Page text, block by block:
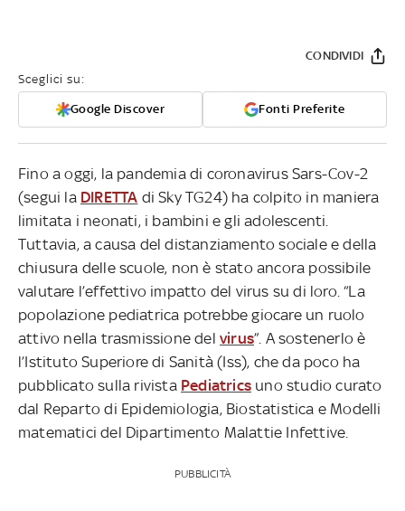
Sceglici su:
Google Discover Fonti Preferite
CONDIVIDI
Fino a oggi, la pandemia di coronavirus Sars-Cov-2
(segui la DIRETTA di Sky TG24) ha colpito in maniera
limitata i neonati, i bambini e gli adolescenti.
Tuttavia, a causa del distanziamento sociale e della
chiusura delle scuole, non è stato ancora possibile
valutare l’effettivo impatto del virus su di loro. “La
popolazione pediatrica potrebbe giocare un ruolo
attivo nella trasmissione del virus”. A sostenerlo è
l’Istituto Superiore di Sanità (Iss), che da poco ha
pubblicato sulla rivista Pediatrics uno studio curato
dal Reparto di Epidemiologia, Biostatistica e Modelli
matematici del Dipartimento Malattie Infettive.
PUBBLICITÀ